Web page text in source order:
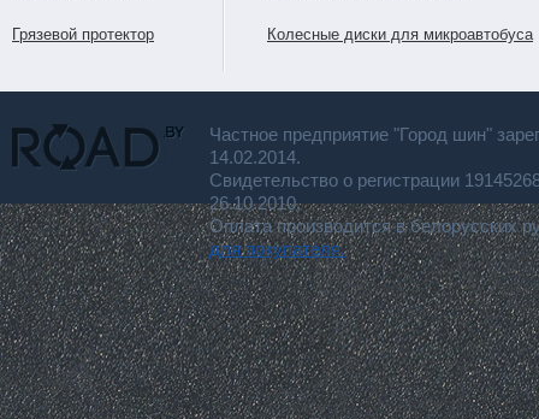
Грязевой протектор Колесные диски для микроавтобуса
Частное предприятие "Город шин"
14.02.2014.
Свидетельство о регистрации
26.10.2010.
Оплата производится в белорусских
для покупателя.